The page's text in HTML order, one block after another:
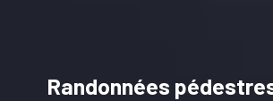
Randonnées